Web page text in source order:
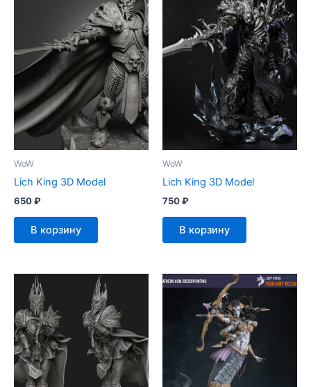
WoW
Lich King 3D Model
650₽
В корзину
WoW
Lich King 3D Model
750₽
В корзину